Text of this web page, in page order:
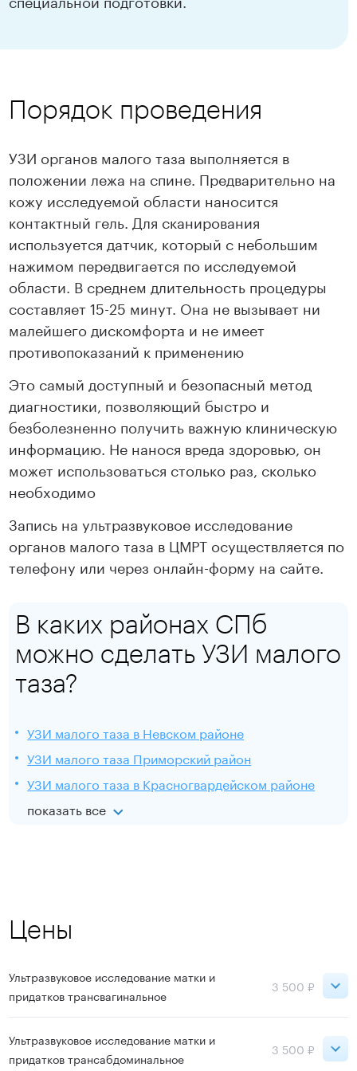
Порядок проведения
УЗИ органов малого таза выполняется в
положении лежа на спине. Предварительно на
кожу исследуемой области наносится
контактный гель. Для сканирования
используется датчик, который с небольшим
нажимом передвигается по исследуемой
области. В среднем длительность процедуры
составляет 15-25 минут. Она не вызывает ни
малейшего дискомфорта и не имеет
противопоказаний к применению
Это самый доступный и безопасный метод
диагностики, позволяющий быстро и
безболезненно получить важную клиническую
информацию. Не нанося вреда здоровью, он
может использоваться столько раз, сколько
необходимо
Запись на ультразвуковое исследование
органов малого таза в ЦМРТ осуществляется по
телефону или через онлайн-форму на сайте.
В каких районах СПб
можно сделать УЗИ малого
таза?
УЗИ малого таза в Невском районе
УЗИ малого таза Приморский район
УЗИ малого таза в Красногвардейском районе
показать все
Цены
Ультразвуковое исследование матки и
придатков трансвагинальное
3 500 ₽
Петроградская
Ультразвуковое исследование матки и
придатков трансабдоминальное
3 500 ₽